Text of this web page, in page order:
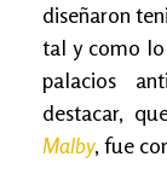
diseñaron
tal y como
palacios
destacar,
Malby, fue